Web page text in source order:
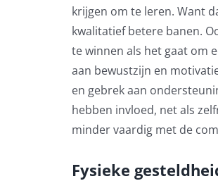
krijgen om te leren. Want
kwalitatief betere banen.
te winnen als het gaat om
aan bewustzijn en
en gebrek aan
hebben invloed, net als
minder vaardig met de
Fysieke